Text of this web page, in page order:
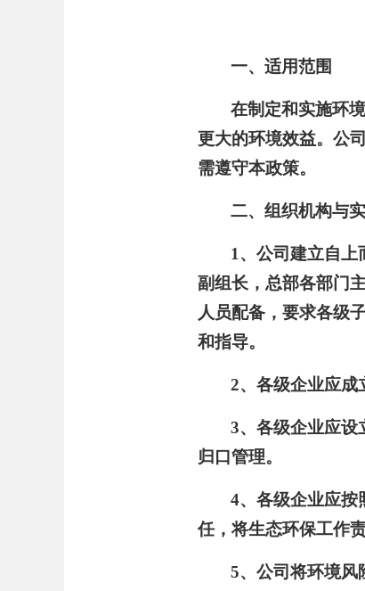
一、适用范围
在制定和实施环
更大的环境效益。公
需遵守本政策。
二、组织机构与
1、公司建立自
副组长，总部各部门
人员配备，要求各级
和指导。
2、各级企业应成
3、各级企业应设
归口管理。
4、各级企业应按
任，将生态环保工作
5、公司将环境风